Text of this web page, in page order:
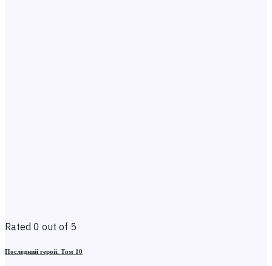
Rated 0 out of 5
Последний герой. Том 10